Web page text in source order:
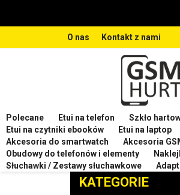
O nas Kontakt z nami
Polecane Etui na telefon Szkło
Etui na czytniki ebooków
Etui na laptop
Akcesoria do smartwatch
Akcesoria
Obudowy do telefonów i elementy
Słuchawki / Zestawy słuchawkowe
Strona główna Etui na
Zaproponuj produkt
KATEGORIE